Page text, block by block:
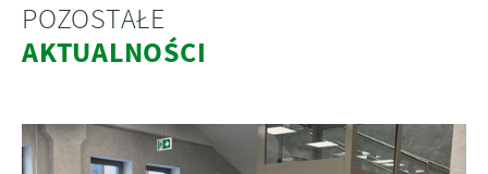
POZOSTAŁE
AKTUALNOŚCI